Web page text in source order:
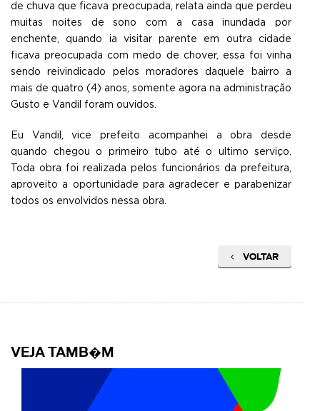
de chuva que ficava preocupada, relata ainda que perdeu
muitas noites de sono com a casa inundada por
enchente, quando ia visitar parente em outra cidade
ficava preocupada com medo de chover, essa foi vinha
sendo reivindicado pelos moradores daquele bairro a
mais de quatro (4) anos, somente agora na administração
Gusto e Vandil foram ouvidos.
Eu Vandil, vice prefeito acompanhei a obra desde
quando chegou o primeiro tubo até o ultimo serviço.
Toda obra foi realizada pelos funcionários da prefeitura,
aproveito a oportunidade para agradecer e parabenizar
todos os envolvidos nessa obra.
VOLTAR
VEJA TAMB�M